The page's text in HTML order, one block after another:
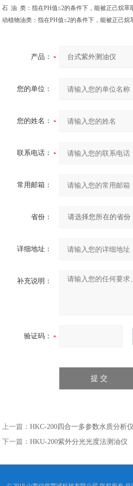
石 油 类：指在PH值≤2的条件下，能被正己烷萃
动植物油类：指在PH值≤2的条件下，能被正己
产品：
您的单位：
您的姓名：
联系电话：
常用邮箱：
省份：
详细地址：
补充说明：
验证码：
上一篇： HKC-200四合一多参数水质分析仪
下一篇： HKU-200紫外分光光度法测油仪